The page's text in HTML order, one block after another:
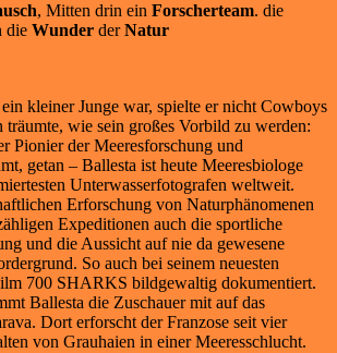
, Mitten drin ein Forscherteam. die
die Wunder derNatur
kleiner Junge war, spielte er nicht Cowboys
träumte, wie sein großes Vorbild zu werden:
Pionier der Meeresforschung und
getan – Ballesta ist heute Meeresbiologe
Unterwasserfotografen weltweit.
Erforschung von Naturphänomenen
Expeditionen auch die sportliche
und die Aussicht auf nie da gewesene
So auch bei seinem neuesten
700 SHARKS bildgewaltig dokumentiert.
Ballesta die Zuschauer mit auf das
Dort erforscht der Franzose seit vier
von Grauhaien in einer Meeresschlucht.